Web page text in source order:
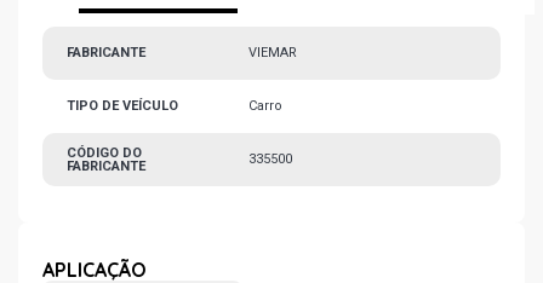
FABRICANTE VIEMAR
TIPO DE VEÍCULO Carro
CÓDIGO DO
FABRICANTE
335500
APLICAÇÃO